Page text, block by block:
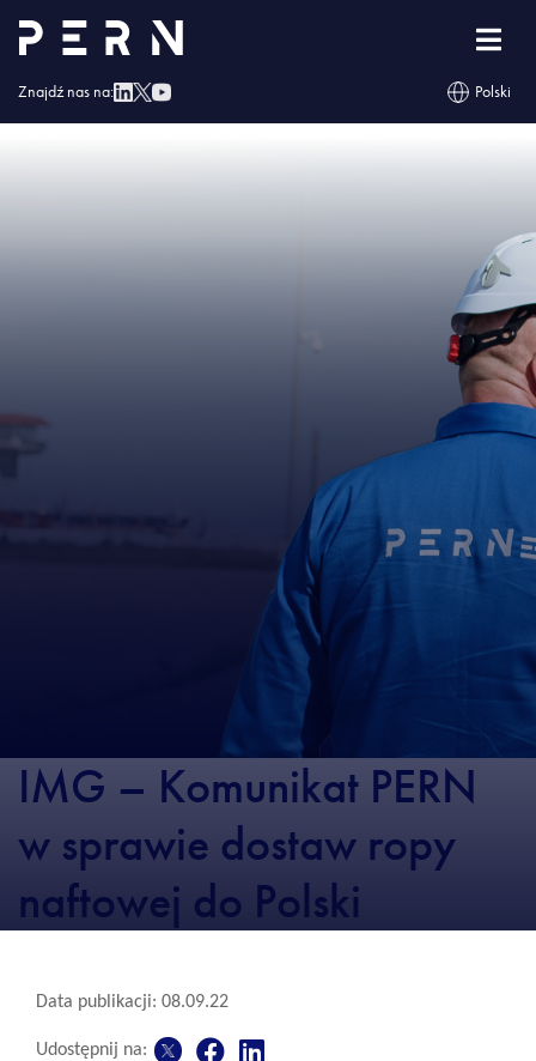
Znajdź nas na: Polski
Strona główna »Komunikat PERN w sprawie dostaw ropy naftowej do Polski»
IMG – Komunikat PERN
w sprawie dostaw ropy
naftowej do Polski
Data publikacji: 08.09.22
Udostępnij na: